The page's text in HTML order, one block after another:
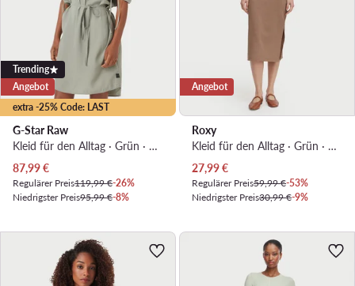
extra -25% Code: LAST
Trending
Angebot
G-Star Raw
Kleid für den Alltag · Grün · Mini
Aktueller Preis
87,99€
Regulärer Preis119,99 €-26%
Niedrigster Preis95,99 €-8%
Angebot
Roxy
Kleid für den Alltag · Grün · Midi
Aktueller Preis
27,99€
Regulärer Preis59,99 €-53%
Niedrigster Preis30,99 €-9%